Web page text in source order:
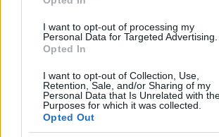
I want to opt-out of processing my
Personal Data for Targeted Advertising.
Opted In
I want to opt-out of Collection, Use,
Retention, Sale, and/or Sharing of my
Personal Data that Is Unrelated with
Purposes for which it was collected.
Opted Out